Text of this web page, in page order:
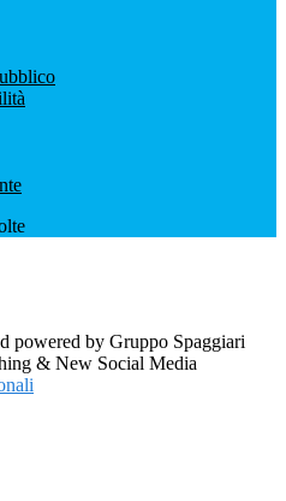
powered by Gruppo Spaggiari
& New Social Media